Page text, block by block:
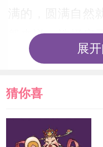
般来说，选择房
选择双数的楼
层，所以会具有
对生意帮助大
展
猜你喜